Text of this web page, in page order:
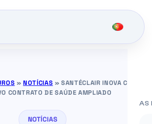
AS
»NOTÍCIAS »SANTÉCLAIR INOVA COM
CONTRATO DE SAÚDE AMPLIADO
NOTÍCIAS